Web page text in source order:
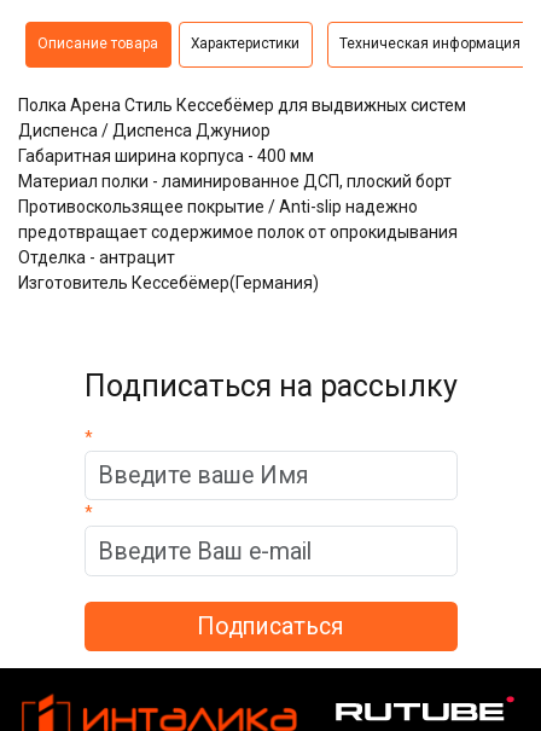
Описание товара Характеристики Техническая информация
Полка Арена Стиль Кессебёмер для выдвижных систем
Диспенса / Диспенса Джуниор
Габаритная ширина корпуса - 400 мм
Материал полки - ламинированное ДСП, плоский борт
Противоскользящее покрытие / Anti-slip надежно
предотвращает содержимое полок от опрокидывания
Отделка - антрацит
Изготовитель Кессебёмер(Германия)
Подписаться на рассылку
*
*